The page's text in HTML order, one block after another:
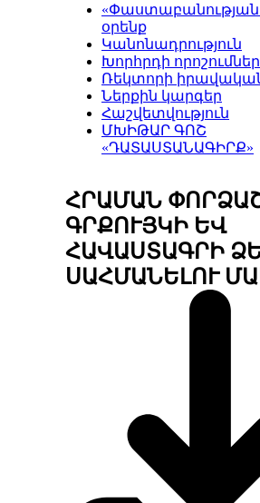
«Փաստաբանության
օրենք
Կանոնադրություն
Խորհրդի որոշումներ
Ռեկտորի
Ներքին կարգեր
Հաշվետվություն
ՄԽԻԹԱՐ ԳՈՇ
«ԴԱՏԱՍՏԱՆԱԳԻՐՔ»
ՀՐԱՄԱՆ
ԳՐՔՈՒՅԿԻ ԵՎ
ՀԱՎԱՍՏԱԳՐԻ
ՍԱՀՄԱՆԵԼՈՒ